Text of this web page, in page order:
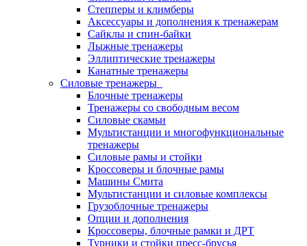
Степперы и климберы
Аксессуары и дополнения к тренажерам
Сайклы и спин-байки
Лыжные тренажеры
Эллиптические тренажеры
Канатные тренажеры
Силовые тренажеры
Блочные тренажеры
Тренажеры со свободным весом
Силовые скамьи
Мультистанции и многофункциональные
тренажеры
Силовые рамы и стойки
Кроссоверы и блочные рамы
Машины Смита
Мультистанции и силовые комплексы
Грузоблочные тренажеры
Опции и дополнения
Кроссоверы, блочные рамки и ДРТ
Турники и стойки пресс-брусья